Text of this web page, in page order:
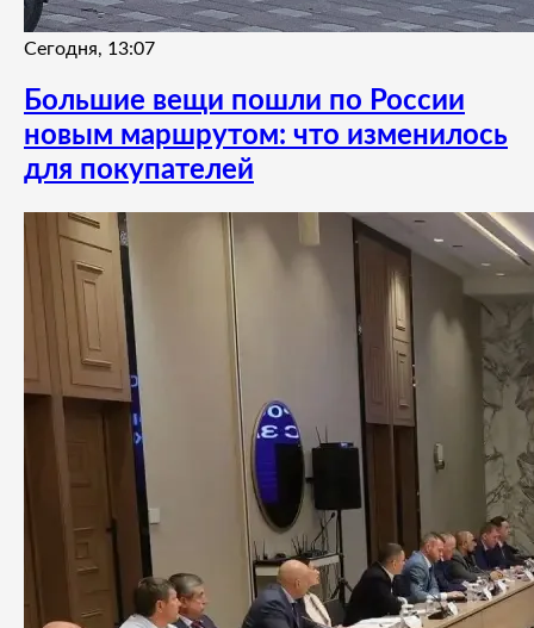
Сегодня, 13:07
Большие вещи пошли по России
новым маршрутом: что изменилось
для покупателей